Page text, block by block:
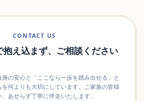
CONTACT US
抱え込まず、ご相談ください
の安心と「ここなら一歩を踏み出せる」と
何よりも大切にしています。ご家族の皆様
あせらず丁寧に伴走いたします。